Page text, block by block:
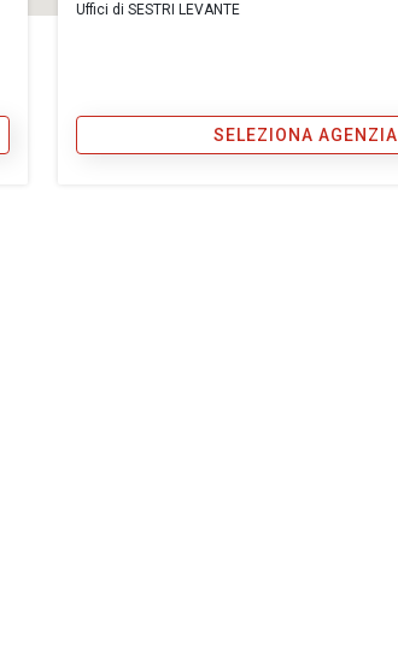
Uffici di SESTRI LEVANTE
SELEZIONA AGENZIA